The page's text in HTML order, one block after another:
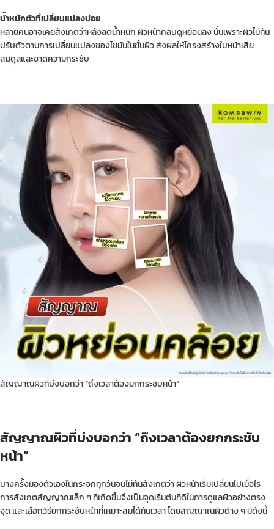
น้ำหนักตัวที่เปลี่ยนแปลงบ่อย
หลายคนอาจเคยสังเกตว่าหลังลดน้ำหนัก ผิวหน้ากลับดูหย่อนลง นั่นเพราะผิวไม่ทัน
ปรับตัวตามการเปลี่ยนแปลงของไขมันในชั้นผิว ส่งผลให้โครงสร้างใบหน้าเสีย
สมดุลและขาดความกระชับ
สัญญาณผิวที่บ่งบอกว่า “ถึงเวลาต้องยกกระชับหน้า”
สัญญาณผิวที่บ่งบอกว่า “ถึงเวลาต้องยกกระชับ
หน้า”
บางครั้งมองตัวเองในกระจกทุกวันจนไม่ทันสังเกตว่า ผิวหน้าเริ่มเปลี่ยนไปเมื่อไร
การสังเกตสัญญาณเล็ก ๆ ที่เกิดขึ้นจึงเป็นจุดเริ่มต้นที่ดีในการดูแลผิวอย่างตรง
จุด และเลือกวิธียกกระชับหน้าที่เหมาะสมได้ทันเวลา โดยสัญญาณผิวต่าง ๆ มีดังนี้